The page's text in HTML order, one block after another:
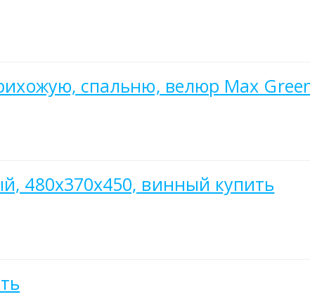
спальню, велюр Max
480х370х450, винный купить